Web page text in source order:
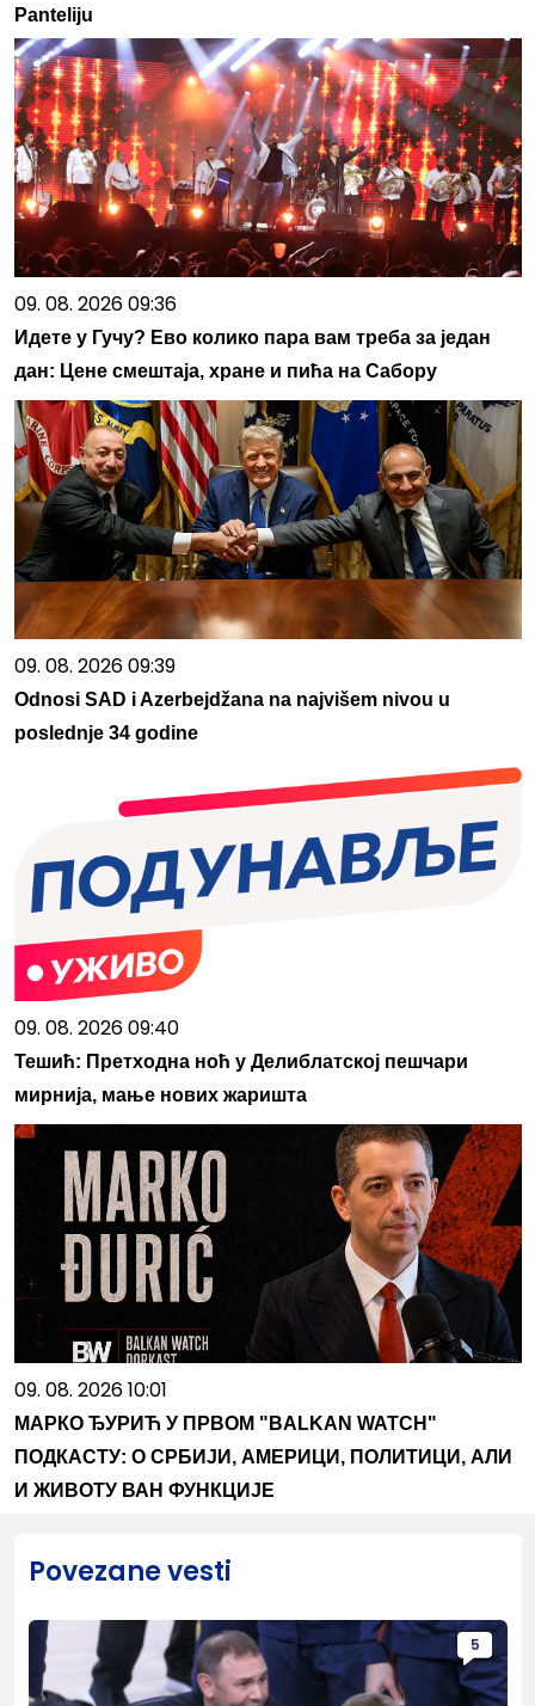
Panteliju
09. 08. 2026 09:36
Идете у Гучу? Ево колико пара вам треба за један
дан: Цене смештаја, хране и пића на Сабору
09. 08. 2026 09:39
Odnosi SAD i Azerbejdžana na najvišem nivou u
poslednje 34 godine
09. 08. 2026 09:40
Тешић: Претходна ноћ у Делиблатској пешчари
мирнија, мање нових жаришта
09. 08. 2026 10:01
МАРКО ЂУРИЋ У ПРВОМ "BALKAN WATCH"
ПОДКАСТУ: О СРБИЈИ, АМЕРИЦИ, ПОЛИТИЦИ, АЛИ
И ЖИВОТУ ВАН ФУНКЦИЈЕ
Povezane vesti
5